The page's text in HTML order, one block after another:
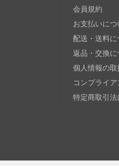
会員規約
お支払いにつ
配送・送料
返品・交換に
個人情報の
コンプライ
特定商取引